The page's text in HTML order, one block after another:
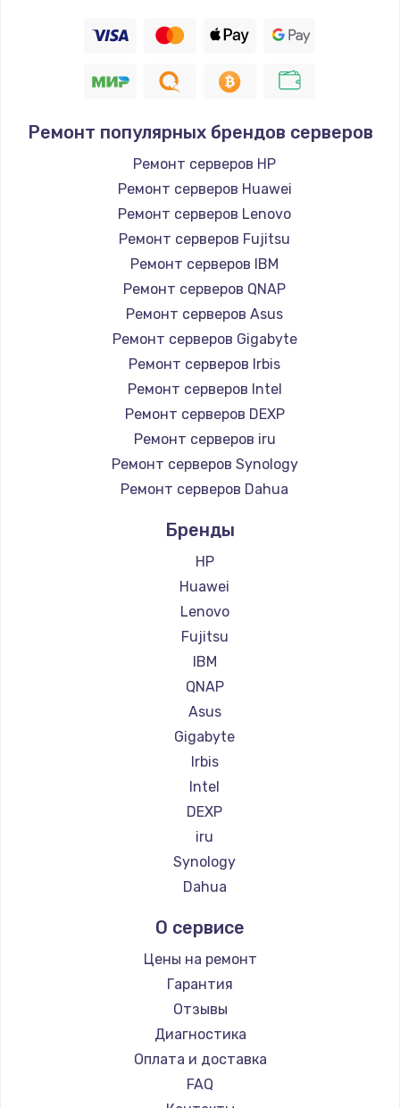
Ремонт популярных брендов серверов
Ремонт серверов HP
Ремонт серверов Huawei
Ремонт серверов Lenovo
Ремонт серверов Fujitsu
Ремонт серверов IBM
Ремонт серверов QNAP
Ремонт серверов Asus
Ремонт серверов Gigabyte
Ремонт серверов Irbis
Ремонт серверов Intel
Ремонт серверов DEXP
Ремонт серверов iru
Ремонт серверов Synology
Ремонт серверов Dahua
Бренды
HP
Huawei
Lenovo
Fujitsu
IBM
QNAP
Asus
Gigabyte
Irbis
Intel
DEXP
iru
Synology
Dahua
О сервисе
Цены на ремонт
Гарантия
Отзывы
Диагностика
Оплата и доставка
FAQ